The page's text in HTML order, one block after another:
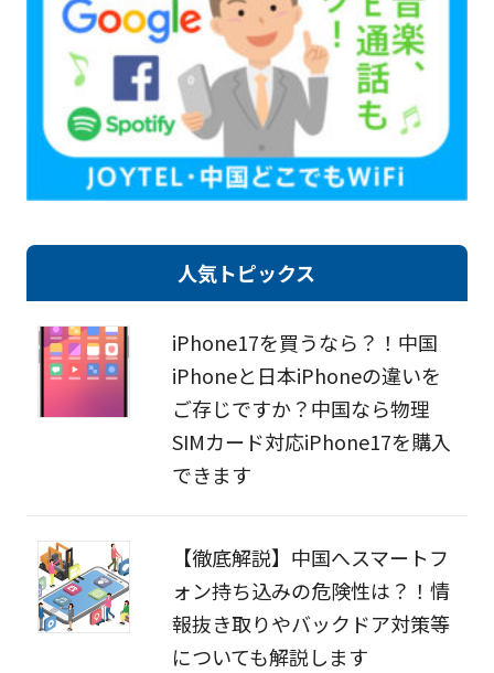
人気トピックス
iPhone17を買うなら？！中国
iPhoneと日本iPhoneの違いを
ご存じですか？中国なら物理
SIMカード対応iPhone17を購入
できます
【徹底解説】中国へスマートフ
ォン持ち込みの危険性は？！情
報抜き取りやバックドア対策等
についても解説します